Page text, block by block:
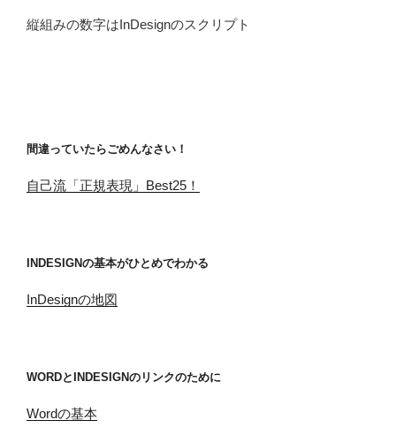
縦組みの数字はInDesignのスクリプト
間違っていたらごめんなさい！
自己流「正規表現」Best25！
INDESIGNの基本がひとめでわかる
InDesignの地図
WORDとINDESIGNのリンクのために
Wordの基本